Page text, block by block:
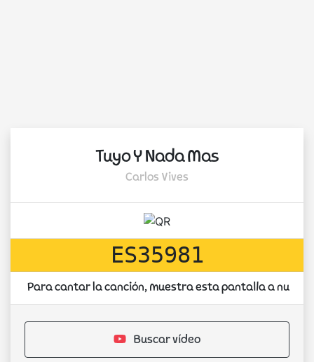
Tuyo Y Nada Mas
Carlos Vives
ES35981
Para cantar la canción, muestra esta pantalla a
Buscar vídeo